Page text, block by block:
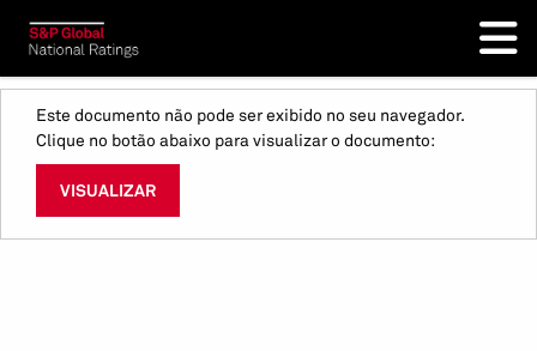
Este documento não pode ser exibido no seu navegador.
Clique no botão abaixo para visualizar o documento:
VISUALIZAR